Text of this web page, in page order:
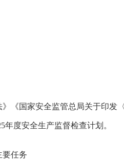
《国家安全监管总局关于印发
年度安全生产监督检查计划。
要任务